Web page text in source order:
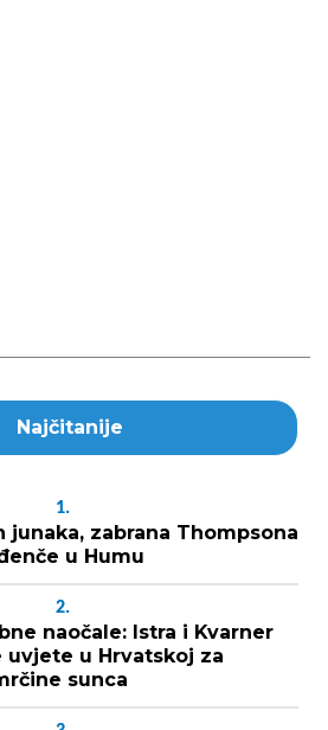
Najčitanije
1.
junaka, zabrana Thompsona
u Humu
2.
naočale: Istra i Kvarner
u Hrvatskoj za
sunca